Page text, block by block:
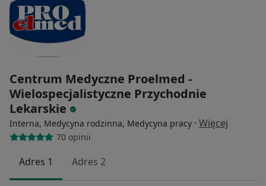
Centrum Medyczne Proelmed -
Wielospecjalistyczne Przychodnie
Lekarskie
Interna, Medycyna rodzinna, Medycyna pracy · Więcej
70 opinii
Adres 1 Adres 2